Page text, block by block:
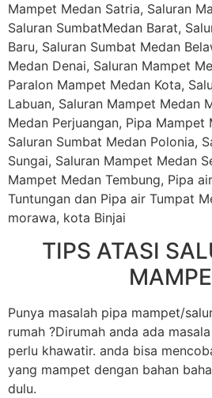
Mampet Medan Satria, Saluran
Saluran SumbatMedan Barat,
Baru, Saluran Sumbat Medan
Medan Denai, Saluran Mampet
Paralon Mampet Medan Kota,
Labuan, Saluran Mampet Medan
Medan Perjuangan, Pipa Mampet
Saluran Sumbat Medan Polonia,
Sungai, Saluran Mampet Medan
Mampet Medan Tembung, Pipa
Tuntungan dan Pipa air Tumpat
morawa, kota Binjai
TIPS ATASI
Punya masalah pipa mampet/
rumah ?Dirumah anda ada
perlu khawatir. anda bisa
yang mampet dengan bahan
dulu.